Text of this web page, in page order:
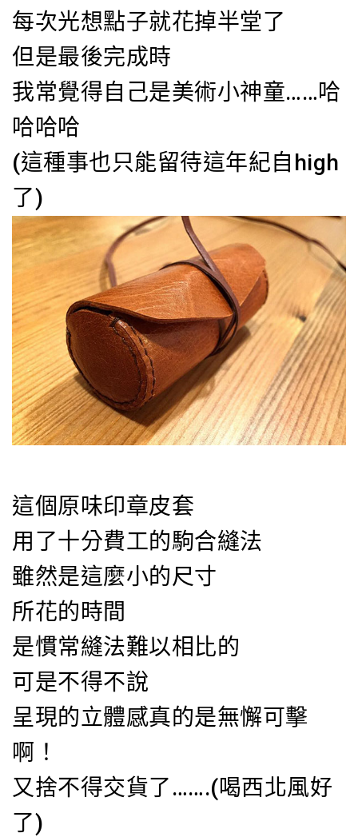
每次光想點子就花掉半堂了
但是最後完成時
我常覺得自己是美術小神童……哈
哈哈哈
(這種事也只能留待這年紀自high
了)
這個原味印章皮套
用了十分費工的駒合縫法
雖然是這麼小的尺寸
所花的時間
是慣常縫法難以相比的
可是不得不說
呈現的立體感真的是無懈可擊
啊！
又捨不得交貨了…….(喝西北風好
了)